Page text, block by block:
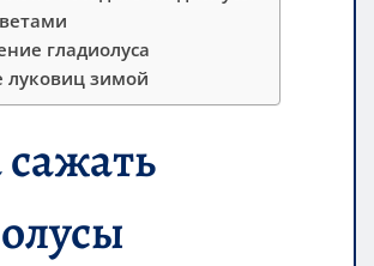
гладиолуса
луковиц зимой